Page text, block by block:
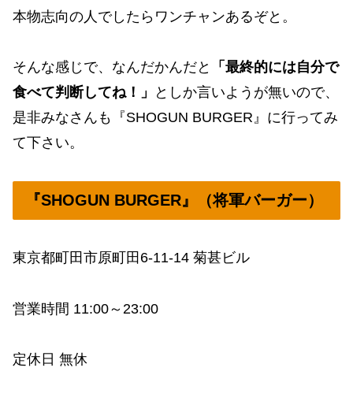
本物志向の人でしたらワンチャンあるぞと。
そんな感じで、なんだかんだと
「最終的には自分で
食べて判断してね！」
としか言いようが無いので、
是非みなさんも『SHOGUN BURGER』に行ってみ
て下さい。
『SHOGUN BURGER』（将軍バーガー）
東京都町田市原町田6-11-14 菊甚ビル
営業時間 11:00～23:00
定休日 無休